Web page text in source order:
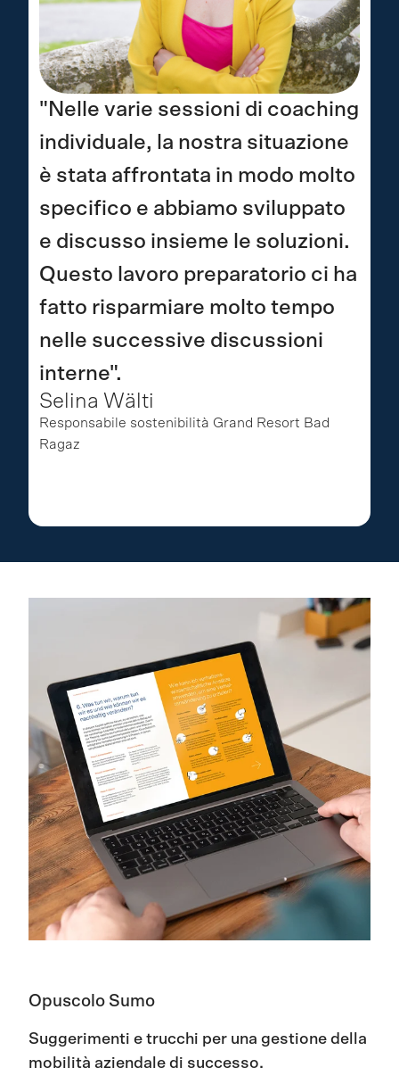
"Nelle varie sessioni di coaching
individuale, la nostra situazione
è stata affrontata in modo molto
specifico e abbiamo sviluppato
e discusso insieme le soluzioni.
Questo lavoro preparatorio ci ha
fatto risparmiare molto tempo
nelle successive discussioni
interne".
Selina Wälti
Responsabile sostenibilità Grand Resort Bad
Ragaz
Opuscolo Sumo
Suggerimenti e trucchi per una gestione della
mobilità aziendale di successo.